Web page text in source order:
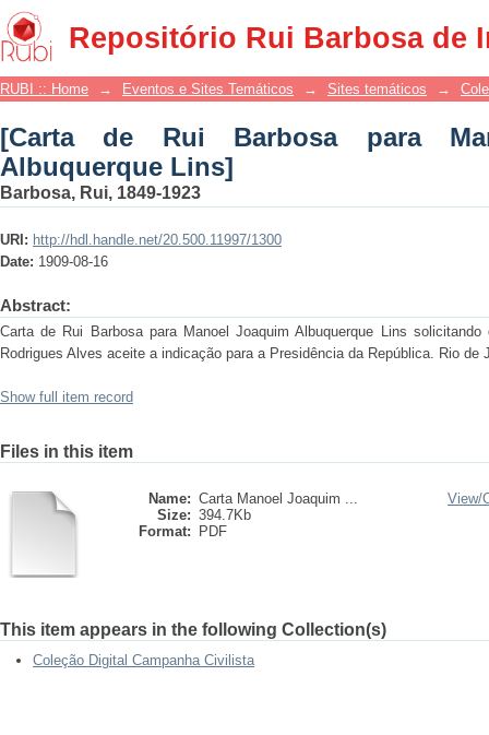
Repositório Rui Barbosa de
[Carta de Rui Barbosa para Manoel
RUBI :: Home → Eventos e Sites Temáticos → Sites temáticos →
[Carta de Rui Barbosa para
Albuquerque Lins]
Barbosa, Rui, 1849-1923
URI: http://hdl.handle.net/20.500.11997/1300
Date: 1909-08-16
Abstract:
Carta de Rui Barbosa para Manoel Joaquim Albuquerque Lins
Rodrigues Alves aceite a indicação para a Presidência da República. Rio de
Show full item record
Files in this item
Name: Carta Manoel Joaquim ...
Size: 394.7Kb
Format:
PDF
View/
This item appears in the following Collection(s)
Coleção Digital Campanha Civilista